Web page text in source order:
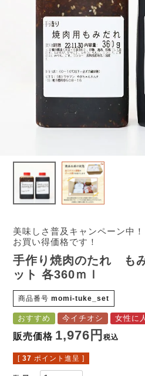
美味しさ普及キャンペーン中
お買い得価格です！
手作り焼肉のたれ も
ット 各360ｍｌ
商品番号 momi-tuke_set
おすすめ 今イチオシ 女性に
販売価格 1,976 税込
[ 37 ポイント進呈 ]